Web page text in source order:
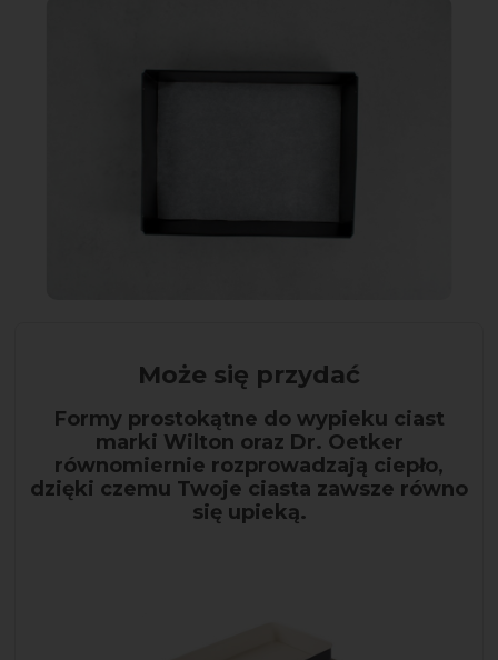
Może się przydać
Formy prostokątne do wypieku ciast
marki Wilton oraz Dr. Oetker
równomiernie rozprowadzają ciepło,
dzięki czemu Twoje ciasta zawsze równo
się upieką.